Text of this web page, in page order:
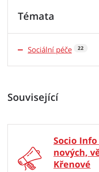
Témata
Sociální péče 22
Související
Socio
nových,
Křenové